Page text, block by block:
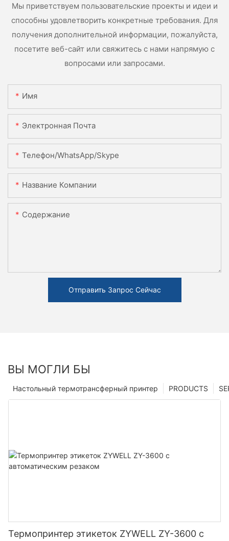
Мы приветствуем пользовательские проекты и идеи и
способны удовлетворить конкретные требования. Для
получения дополнительной информации, пожалуйста,
посетите веб-сайт или свяжитесь с нами напрямую с
вопросами или запросами.
Имя
Электронная Почта
Телефон/WhatsApp/Skype
Название Компании
Содержание
Отправить Запрос Сейчас
ВЫ МОГЛИ БЫ
PRODUCTS
Настольный термотрансферный принтер
Термопринтер этикеток ZYWELL ZY-3600 с